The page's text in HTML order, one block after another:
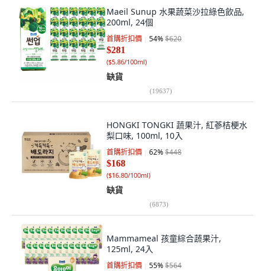
Maeil Sunup 水果蔬菜沙拉綠色飲品,
200ml, 24個
首購折扣價 54%$620
$281
($5.86/100ml)
缺貨
(19637)
HONGKI TONGKI 蔬果汁, 紅蔘桔梗水
梨口味, 100ml, 10入
首購折扣價 62%$448
$168
($16.80/100ml)
缺貨
(6873)
Mammameal 孩童綜合蔬果汁,
125ml, 24入
首購折扣價 55%$564